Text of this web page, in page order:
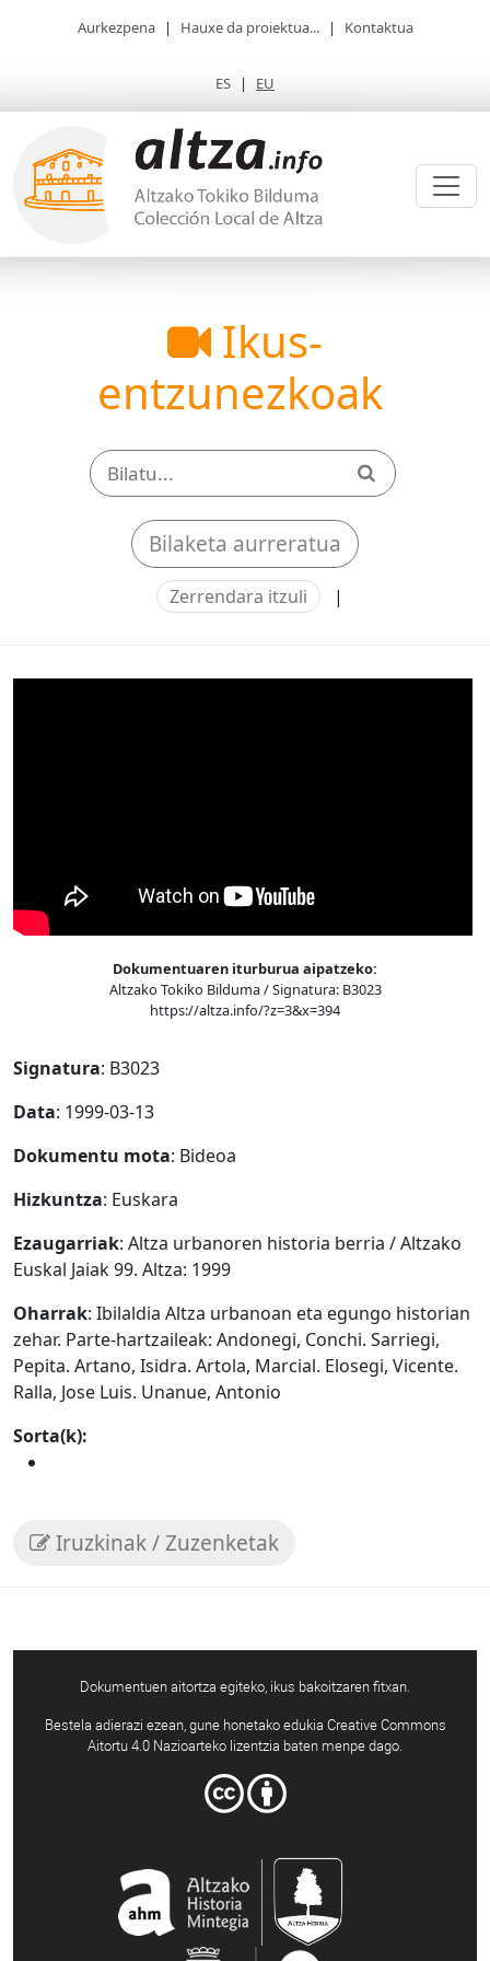
Aurkezpena | Hauxe da proiektua... | Kontaktua
ES | EU
Ikus-
entzunezkoak
Bilaketa aurreratua
Zerrendara itzuli |
Dokumentuaren iturburua aipatzeko:
Altzako Tokiko Bilduma / Signatura: B3023
https://altza.info/?z=3&x=394
Signatura: B3023
Data: 1999-03-13
Dokumentu mota: Bideoa
Hizkuntza: Euskara
Ezaugarriak: Altza urbanoren historia berria / Altzako
Euskal Jaiak 99. Altza: 1999
Oharrak: Ibilaldia Altza urbanoan eta egungo historian
zehar. Parte-hartzaileak: Andonegi, Conchi. Sarriegi,
Pepita. Artano, Isidra. Artola, Marcial. Elosegi, Vicente.
Ralla, Jose Luis. Unanue, Antonio
Sorta(k):
Iruzkinak / Zuzenketak
Dokumentuen aitortza egiteko, ikus bakoitzaren fitxan.
Bestela adierazi ezean, gune honetako edukia Creative Commons
Aitortu 4.0 Nazioarteko lizentzia baten menpe dago.